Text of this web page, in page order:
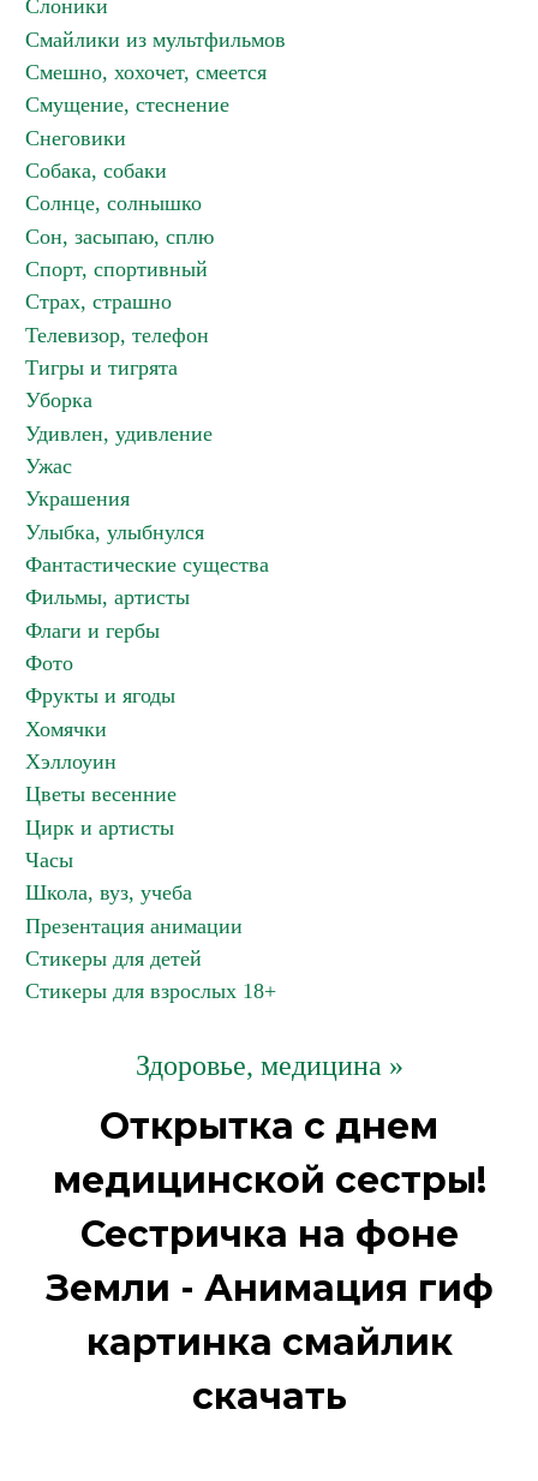
Слоники
Смайлики из мультфильмов
Смешно, хохочет, смеется
Смущение, стеснение
Снеговики
Собака, собаки
Солнце, солнышко
Сон, засыпаю, сплю
Спорт, спортивный
Страх, страшно
Телевизор, телефон
Тигры и тигрята
Уборка
Удивлен, удивление
Ужас
Украшения
Улыбка, улыбнулся
Фантастические существа
Фильмы, артисты
Флаги и гербы
Фото
Фрукты и ягоды
Хомячки
Хэллоуин
Цветы весенние
Цирк и артисты
Часы
Школа, вуз, учеба
Презентация анимации
Стикеры для детей
Стикеры для взрослых 18+
Здоровье, медицина »
Открытка с днем
медицинской сестры!
Сестричка на фоне
Земли - Анимация гиф
картинка смайлик
скачать